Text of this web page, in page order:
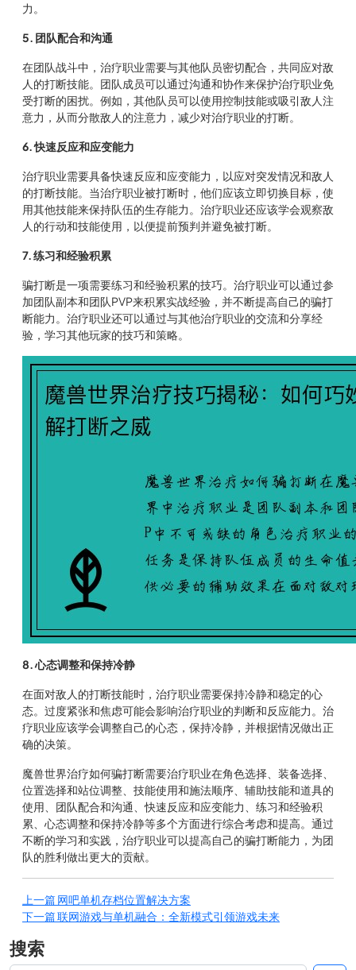
力。
5. 团队配合和沟通
在团队战斗中，治疗职业需要与其他队员密切配合，共同应对敌
人的打断技能。团队成员可以通过沟通和协作来保护治疗职业免
受打断的困扰。例如，其他队员可以使用控制技能或吸引敌人注
意力，从而分散敌人的注意力，减少对治疗职业的打断。
6. 快速反应和应变能力
治疗职业需要具备快速反应和应变能力，以应对突发情况和敌人
的打断技能。当治疗职业被打断时，他们应该立即切换目标，使
用其他技能来保持队伍的生存能力。治疗职业还应该学会观察敌
人的行动和技能使用，以便提前预判并避免被打断。
7. 练习和经验积累
骗打断是一项需要练习和经验积累的技巧。治疗职业可以通过参
加团队副本和团队PVP来积累实战经验，并不断提高自己的骗打
断能力。治疗职业还可以通过与其他治疗职业的交流和分享经
验，学习其他玩家的技巧和策略。
8. 心态调整和保持冷静
在面对敌人的打断技能时，治疗职业需要保持冷静和稳定的心
态。过度紧张和焦虑可能会影响治疗职业的判断和反应能力。治
疗职业应该学会调整自己的心态，保持冷静，并根据情况做出正
确的决策。
魔兽世界治疗如何骗打断需要治疗职业在角色选择、装备选择、
位置选择和站位调整、技能使用和施法顺序、辅助技能和道具的
使用、团队配合和沟通、快速反应和应变能力、练习和经验积
累、心态调整和保持冷静等多个方面进行综合考虑和提高。通过
不断的学习和实践，治疗职业可以提高自己的骗打断能力，为团
队的胜利做出更大的贡献。
上一篇网吧单机存档位置解决方案
下一篇联网游戏与单机融合：全新模式引领游戏未来
搜索